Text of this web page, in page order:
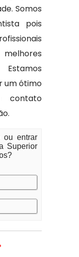
Somos
pois
um ótimo
contato
ou entrar
Superior